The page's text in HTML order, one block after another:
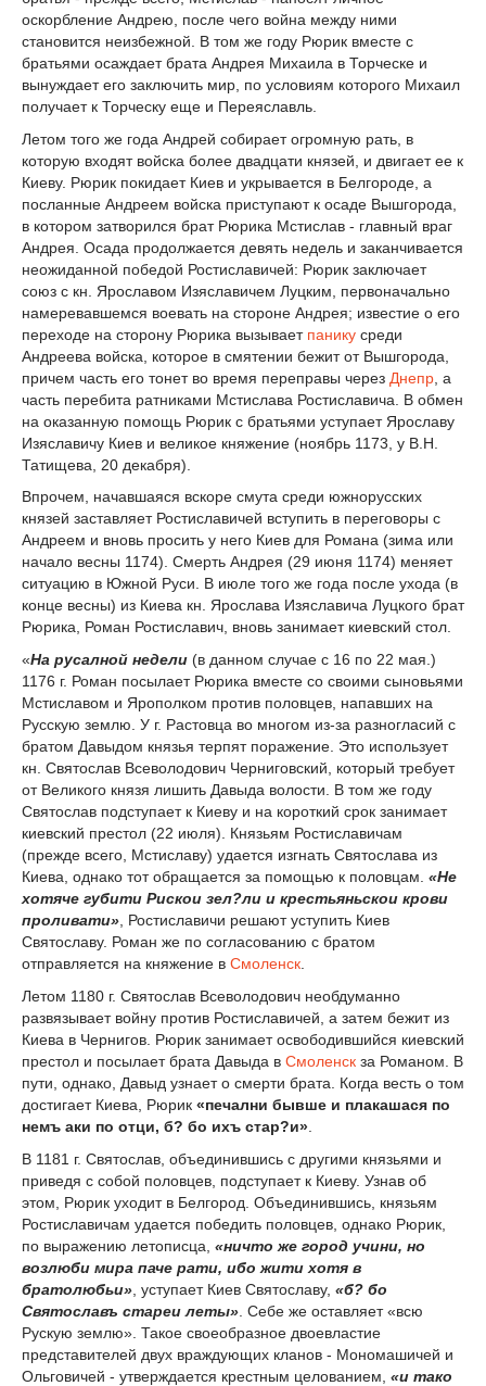
оскорбление Андрею, после чего война между ними
становится неизбежной. В том же году Рюрик вместе с
братьями осаждает брата Андрея Михаила в Торческе и
вынуждает его заключить мир, по условиям которого Михаил
получает к Торческу еще и Переяславль.
Летом того же года Андрей собирает огромную рать, в
которую входят войска более двадцати князей, и двигает ее к
Киеву. Рюрик покидает Киев и укрывается в Белгороде, а
посланные Андреем войска приступают к осаде Вышгорода,
в котором затворился брат Рюрика Мстислав - главный враг
Андрея. Осада продолжается девять недель и заканчивается
неожиданной победой Ростиславичей: Рюрик заключает
союз с кн. Ярославом Изяславичем Луцким, первоначально
намеревавшемся воевать на стороне Андрея; известие о его
переходе на сторону Рюрика вызывает панику среди
Андреева войска, которое в смятении бежит от Вышгорода,
причем часть его тонет во время переправы через Днепр , а
часть перебита ратниками Мстислава Ростиславича. В обмен
на оказанную помощь Рюрик с братьями уступает Ярославу
Изяславичу Киев и великое княжение (ноябрь 1173, у В.Н.
Татищева, 20 декабря).
Впрочем, начавшаяся вскоре смута среди южнорусских
князей заставляет Ростиславичей вступить в переговоры с
Андреем и вновь просить у него Киев для Романа (зима или
начало весны 1174). Смерть Андрея (29 июня 1174) меняет
ситуацию в Южной Руси. В июле того же года после ухода (в
конце весны) из Киева кн. Ярослава Изяславича Луцкого брат
Рюрика, Роман Ростиславич, вновь занимает киевский стол.
«На русалной недели (в данном случае с 16 по 22 мая.)
1176 г. Роман посылает Рюрика вместе со своими сыновьями
Мстиславом и Ярополком против половцев, напавших на
Русскую землю. У г. Растовца во многом из-за разногласий с
братом Давыдом князья терпят поражение. Это использует
кн. Святослав Всеволодович Черниговский, который требует
от Великого князя лишить Давыда волости. В том же году
Святослав подступает к Киеву и на короткий срок занимает
киевский престол (22 июля). Князьям Ростиславичам
(прежде всего, Мстиславу) удается изгнать Святослава из
Киева, однако тот обращается за помощью к половцам. «Не
хотяче губити Рискои зел?ли и крестьяньскои крови
проливати» , Ростиславичи решают уступить Киев
Святославу. Роман же по согласованию с братом
отправляется на княжение в Смоленск
Летом 1180 г. Святослав Всеволодович необдуманно
развязывает войну против Ростиславичей, а затем бежит из
Киева в Чернигов. Рюрик занимает освободившийся киевский
престол и посылает брата Давыда в Смоленск за Романом. В
пути, однако, Давыд узнает о смерти брата. Когда весть о том
достигает Киева, Рюрик «печални бывше и плакашася по
немъ аки по отци, б? бо ихъ стар?и»
В 1181 г. Святослав, объединившись с другими князьями и
приведя с собой половцев, подступает к Киеву. Узнав об
этом, Рюрик уходит в Белгород. Объединившись, князьям
Ростиславичам удается победить половцев, однако Рюрик,
по выражению летописца, «ничто же город учини, но
возлюби мира паче рати, ибо жити хотя в
братолюбьи» , уступает Киев Святославу, «б? бо
Святославъ стареи леты» . Себе же оставляет «всю
Рускую землю». Такое своеобразное двоевластие
представителей двух враждующих кланов - Мономашичей и
Ольговичей - утверждается крестным целованием, «и тако